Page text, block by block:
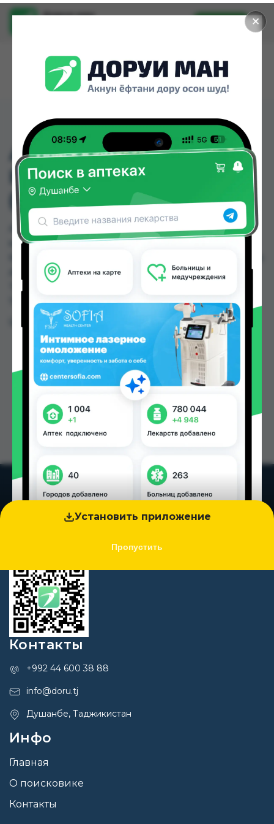
✕
Установить приложение
Пропустить
Доруи ман
Установить
АМОКСИЦИЛЛИН
КАПС 500МГ №20
(ИНДИЯ)
АМОКСИЦИЛЛИН КАПС 500МГ №20 (ИНДИЯ)
можно купить или заказать в аптеках, Абубакри
Аптека + 24/7, Аптека Алфавит по цене от 5.30
Таджикистана
Цена: от5.30 TJS
Контакты
+992 44 600 38 88
info@doru.tj
Душанбе, Таджикистан
Инфо
Главная
О поисковике
Контакты